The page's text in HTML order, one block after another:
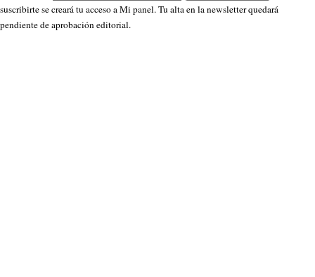
suscribirte se creará tu acceso a Mi panel. Tu alta en la newsletter quedará
pendiente de aprobación editorial.